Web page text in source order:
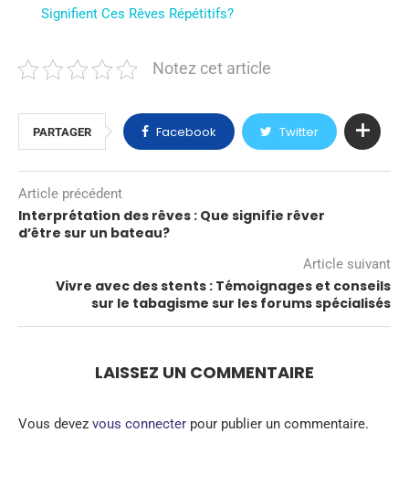
Signifient Ces Rêves Répétitifs?
Notez cet article
PARTAGER Facebook Twitter
Article précédent
Interprétation des rêves : Que signifie rêver
d’être sur un bateau?
Article suivant
Vivre avec des stents : Témoignages et conseils
sur le tabagisme sur les forums spécialisés
LAISSEZ UN COMMENTAIRE
Vous devez vous connecter pour publier un commentaire.